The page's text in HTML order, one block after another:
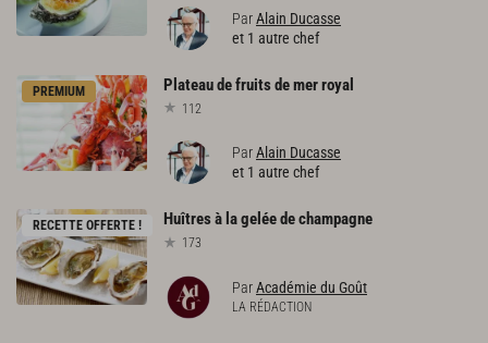
ParAlain Ducasse
et 1 autre chef
PREMIUM Plateaudefruitsdemerroyal
112
ParAlain Ducasse
et 1 autre chef
RECETTE OFFERTE ! Huîtresà lageléedechampagne
173
ParAcadémie du Goût
LA RÉDACTION